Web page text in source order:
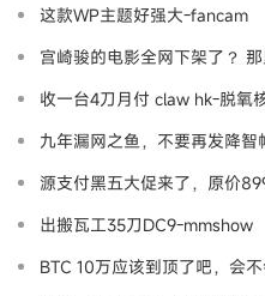
这款WP主题好强大-fancam
宫崎骏的电影全网下架了？
收一台4刀月付 claw hk-脱氧
九年漏网之鱼，不要再发降
源支付黑五大促来了，原价
出搬瓦工35刀DC9-mmshow
BTC 10万应该到顶了吧，会